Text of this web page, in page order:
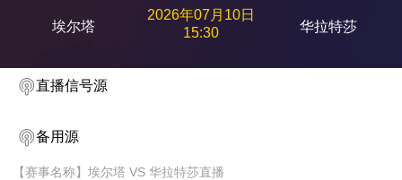
埃尔塔
2026年07月10日
15:30
华拉特莎
直播信号源
备用源
【赛事名称】埃尔塔 VS 华拉特莎直播